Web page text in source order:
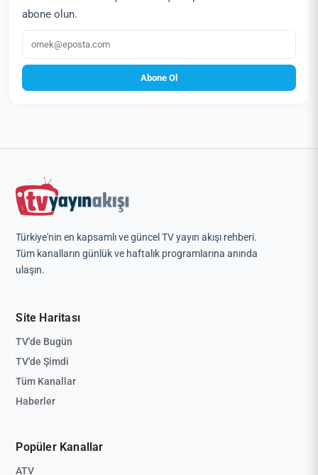
abone olun.
E‑posta
Abone Ol
Türkiye'nin en kapsamlı ve güncel TV yayın akışı rehberi.
Tüm kanalların günlük ve haftalık programlarına anında
ulaşın.
Site Haritası
TV'de Bugün
TV'de Şimdi
Tüm Kanallar
Haberler
Popüler Kanallar
ATV